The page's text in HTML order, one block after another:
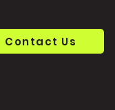
Contact Us